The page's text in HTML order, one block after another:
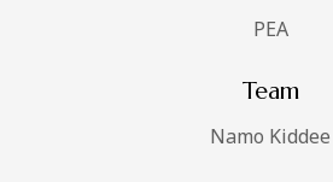
PEA
Team
Namo Kiddee